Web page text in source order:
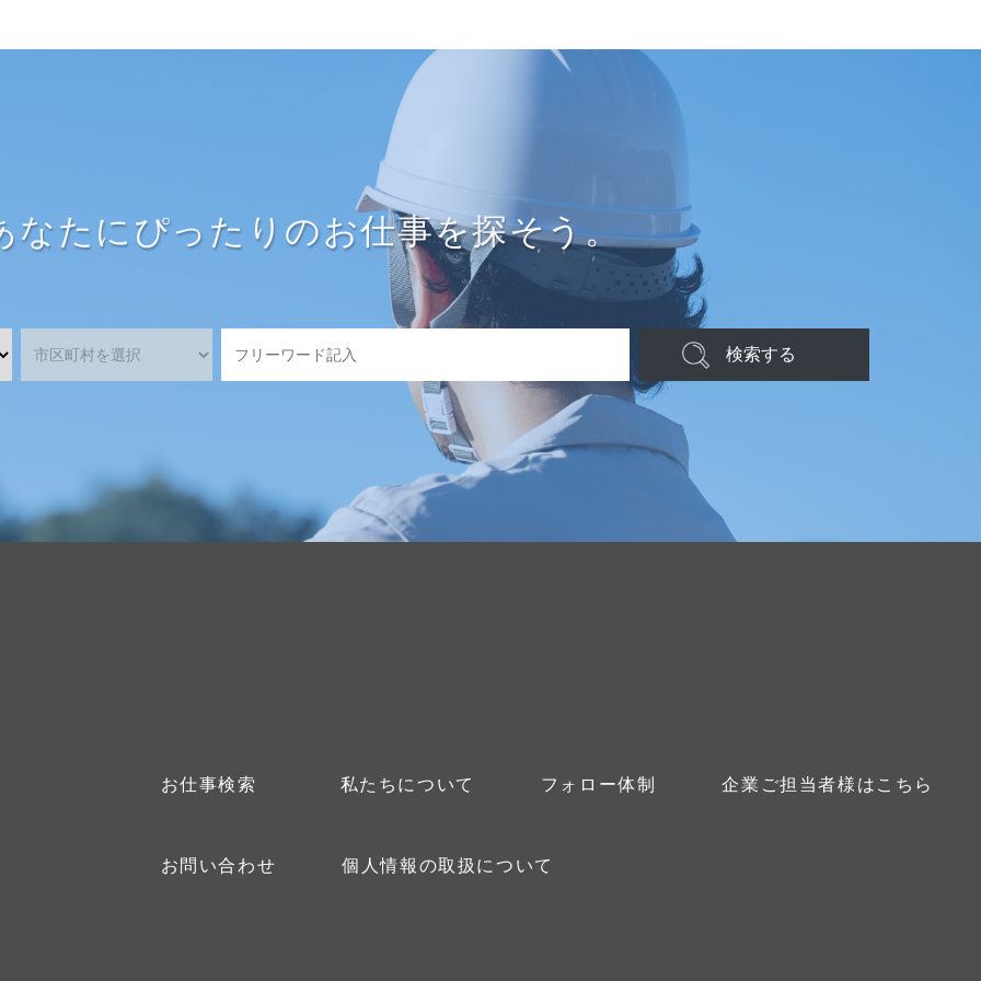
なたにぴったりのお仕事を探そう。
検索する
お仕事検索 私たちについて フォロー体制 企業ご担当者様はこちら
お問い合わせ 個人情報の取扱について